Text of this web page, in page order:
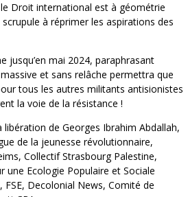
le Droit international est à géométrie
à réprimer les aspirations des
jusqu’en mai 2024, paraphrasant
et sans relâche permettra que
tous les autres militants antisionistes
la voie de la résistance !
de Georges Ibrahim Abdallah,
de la jeunesse révolutionnaire,
Collectif Strasbourg Palestine,
une Ecologie Populaire et Sociale
FSE, Decolonial News, Comité de
DES ACCORDS DE PAIX SANS LE
PEUPLE ET CONTRE LE PEUPLE
Comité Action Palestine 3 juillet 2026